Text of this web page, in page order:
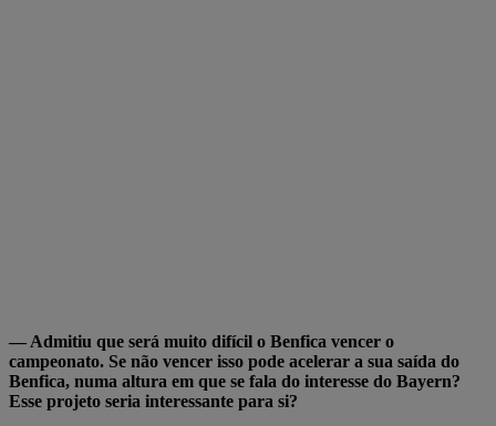
— Admitiu que será muito difícil o Benfica vencer o
campeonato. Se não vencer isso pode acelerar a sua saída do
Benfica, numa altura em que se fala do interesse do Bayern?
Esse projeto seria interessante para si?